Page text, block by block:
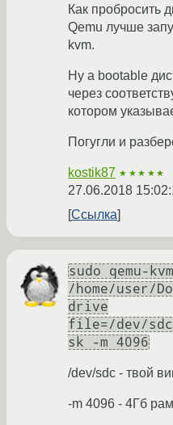
Как пробросить
Qemu лучше
kvm.
Ну а bootable
через
котором
Погугли и
kostik87 ★★★★★
27.06.2018
Ссылка
sudo qemu-
/home/user/
drive
file=/dev/
sk -m 4096
/dev/sdc - твой
-m 4096 - 4Гб